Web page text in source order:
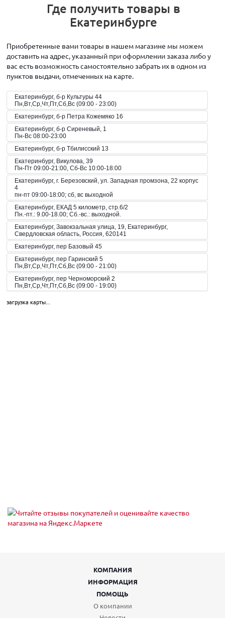
Где получить товары в
Екатеринбурге
Приобретенные вами товары в нашем магазине мы можем
доставить на адрес, указанный при оформлении заказа либо у
вас есть возможность самостоятельно забрать их в одном из
пунктов выдачи, отмеченных на карте.
Екатеринбург, б-р Культуры 44
Пн,Вт,Ср,Чт,Пт,Сб,Вс (09:00 - 23:00)
Екатеринбург, б-р Петра Кожемяко 16
Екатеринбург, б-р Сиреневый, 1
Пн-Вс 08:00-23:00
Екатеринбург, б-р Тбилисский 13
Екатеринбург, Викулова, 39
Пн-Пт 09:00-21:00, Сб-Вс 10:00-18:00
Екатеринбург, г. Березовский, ул. Западная промзона, 22 корпус
4
пн-пт 09:00-18:00; сб, вс выходной
Екатеринбург, ЕКАД 5 километр, стр.6/2
Пн.-пт.: 9.00-18.00; Сб.-вс.: выходной.
Екатеринбург, Завокзальная улица, 19, Екатеринбург,
Свердловская область, Россия, 620141
Екатеринбург, пер Базовый 45
Екатеринбург, пер Гаринский 5
Пн,Вт,Ср,Чт,Пт,Сб,Вс (09:00 - 21:00)
Екатеринбург, пер Черноморский 2
Пн,Вт,Ср,Чт,Пт,Сб,Вс (09:00 - 19:00)
Пн-Вс 10:00-20:00
Пн,Вт,Ср,Чт,Пт,Сб,Вс (09:00 - 21:00)
Екатеринбург, проспект Академика Сахарова, 29
пн-пт 09:00-18:00; сб, вс выходной
Екатеринбург, Таганская ул., 60
пн-пт 08:00-19:00; сб 10:00-16:00; вс выходной
Екатеринбург, тракт Сибирский
загрузка карты...
КОМПАНИЯ
ИНФОРМАЦИЯ
ПОМОЩЬ
О компании